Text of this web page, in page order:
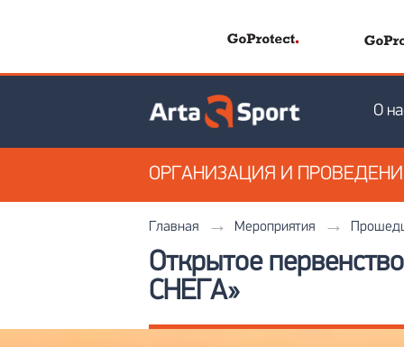
О
ОРГАНИЗАЦИЯ И
Главная Мероприятия
Открытое
СНЕГА»